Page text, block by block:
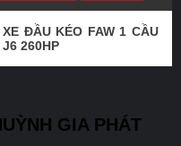
XE ĐẦU KÉO FAW 1 CẦU
J6 260HP
GIA PHÁT